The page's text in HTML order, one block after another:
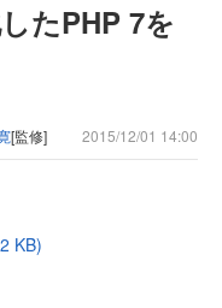
たPHP 7を
[監修] 2015/12/01 14:00
KB)